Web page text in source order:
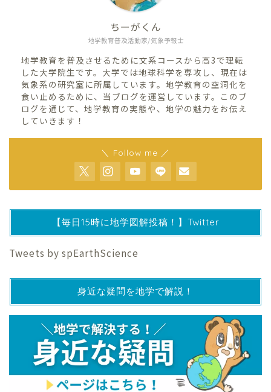
地学教育普及活動家/気象予報士
ちーがくん
地学教育を普及させるために文系コースから高3で理転
した大学院生です。大学では地球科学を専攻し、現在は
気象系の研究室に所属しています。地学教育の空洞化を
食い止めるために、当ブログを運営しています。このブ
ログを通じて、地学教育の実態や、地学の魅力をお伝え
していきます！
＼ Follow me ／
【毎日15時に地学図解投稿！】Twitter
Tweets by spEarthScience
身近な疑問を地学で解説！